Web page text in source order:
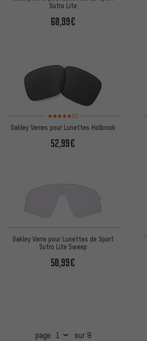
Sutro Lite
60,99€
Note moyenne : 5 sur 5 d'après 1 avis
(1)
Oakley Verres pour Lunettes Holbrook
52,99€
Oakley Verre pour Lunettes de Sport
Sutro Lite Sweep
50,99€
page sur 9